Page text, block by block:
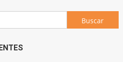
Buscar: